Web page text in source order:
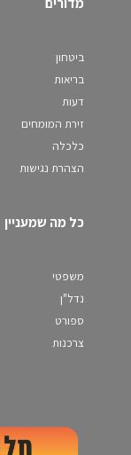
ביטחון
בריאות
דעות
זירת המומחים
כלכלה
הצהרת נגישות
כל מה שמעניין
משפטי
נדל"ן
ספורט
צרכנות